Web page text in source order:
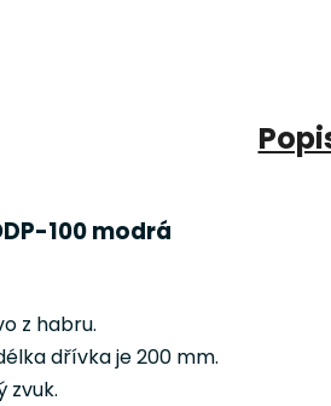
100 modrá
z habru.
dřívka je 200 mm.
zvuk.